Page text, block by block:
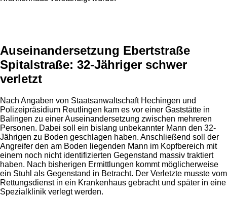
Auseinandersetzung Ebertstraße
Spitalstraße: 32-Jähriger schwer
verletzt
Nach Angaben von Staatsanwaltschaft Hechingen und
Polizeipräsidium Reutlingen kam es vor einer Gaststätte in
Balingen zu einer Auseinandersetzung zwischen mehreren
Personen. Dabei soll ein bislang unbekannter Mann den 32-
Jährigen zu Boden geschlagen haben. Anschließend soll der
Angreifer den am Boden liegenden Mann im Kopfbereich mit
einem noch nicht identifizierten Gegenstand massiv traktiert
haben. Nach bisherigen Ermittlungen kommt möglicherweise
ein Stuhl als Gegenstand in Betracht. Der Verletzte musste vom
Rettungsdienst in ein Krankenhaus gebracht und später in eine
Spezialklinik verlegt werden.